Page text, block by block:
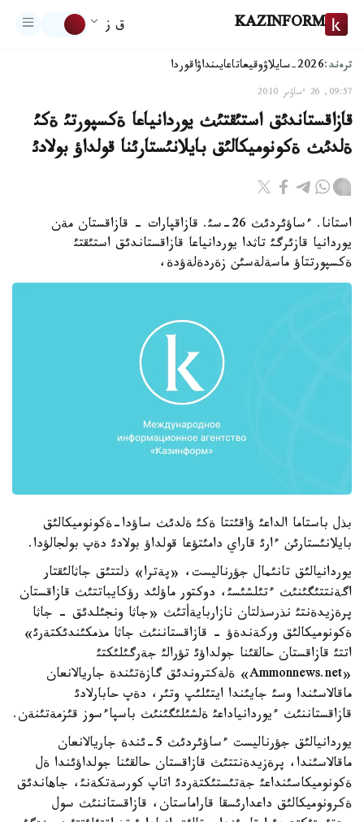
KAZINFORM ق ز
ترەند:2026-سايلاۋ وقيعاتاعايىنداۋاقوردا
09:57, 26 ءساۋىر 2010
قازاقستاندئق استئقتئث يوردانياعا ةكسپورتئ ةكئ
ةلدئث ةكونوميكالئق بايلانئستارئنا قولداؤ بولادئ
استانا. ءساؤئردئث 26-سئ. قازاقپارات - قازاقستان مةن
يوردانيا قازئرگئ تاثدا يوردانياعا قازاقستاندئق استئقتئ
ةكسپورتتاؤ ماسةلةسئن زةردةلةؤدة،
بذل باستاما الداعئ ؤاقئتتا ةكئ ةلدئث ساؤدا-ةكونوميكالئق
بايلانئستارئن ءارئ قاراي دامئتؤعا قولداؤ بولادئ دةپ بولجالؤدا.
يوردانيالئق تانئمال جؤرناليست، «پةترا» ذلتتئق جاثالئقتار
اگةنتتئگئنئث ءتئلشئسئ، دوكتور ماؤلئد رؤكايباتتئث قازاقستان
پرةزيدةنتئ نذرسذلتان نازاربايةأتئث «جاثا ونجئلدئق - جاثا
ةكونوميكالئق وركةندةؤ - قازاقستاننئث جاثا مذمكئندئكتةرئ»
اتتئ قازاقستان حالقئنا جولداؤئ تؤرالئ جةرگئلئكتئ
«Ammonnews.net» ةلةكتروندئق گازةتئندة جاريالانعان
ماقالاسئندا وسئ جايئندا ايتئلئپ وتئر، دةپ حابارلادئ
قازاقستاننئث ءيوردانياداعئ ةلشئلئگئنئث باسپاءسوز قئزمةتئنةن.
يوردانيالئق جؤرناليست ءساؤئردئث 5-ئندة جاريالانعان
ماقالاسئندا، پرةزيدةنتتئث قازاقستان حالقئنا جولداؤئندا ةل
ةكونوميكاسئنداعئ جةتئستئكتةردئ اتاپ كورسةتكةنئ، جاهاندئق
ةكرونوميكالئق داعدارئسقا قاراماستان، قازاقستاننئث سول